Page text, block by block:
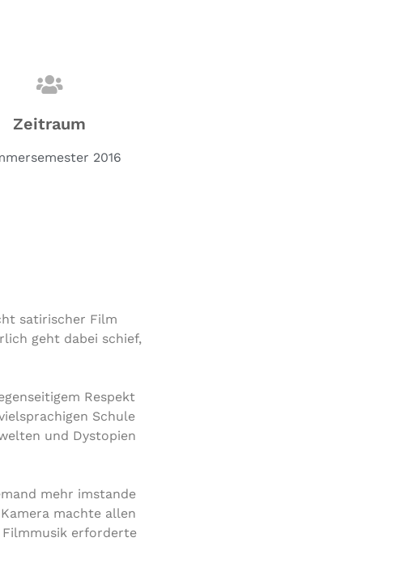
Zeitraum
2016
satirischer Film
geht dabei schief,
Respekt
Schule
und Dystopien
mehr imstande
machte allen
erforderte